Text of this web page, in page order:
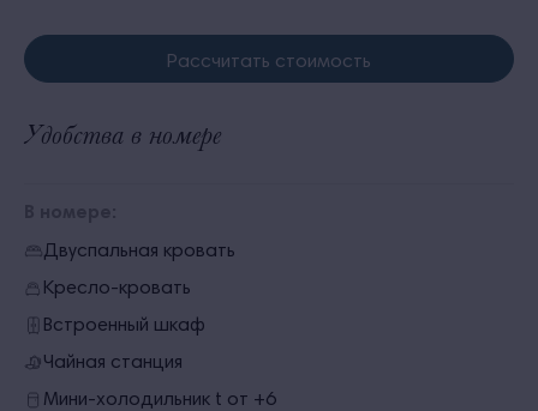
Рассчитать стоимость
Удобства в номере
Двуспальная кровать
Кресло-кровать
Встроенный шкаф
Чайная станция
Мини-холодильник t от +6